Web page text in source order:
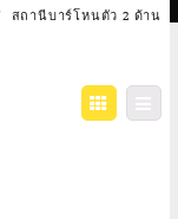
สถานีบาร์โหนตัว 2 ด้าน